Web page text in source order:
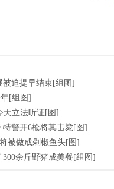
被迫提早结束[组图]
[组图]
天立法听证[图]
特警开6枪将其击毙[图]
被做成剁椒鱼头[图]
余斤野猪成美餐[组图]